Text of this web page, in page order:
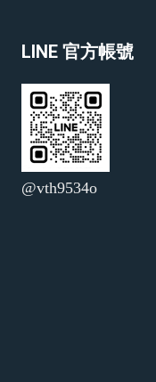
LINE 官方帳號
@vth9534o